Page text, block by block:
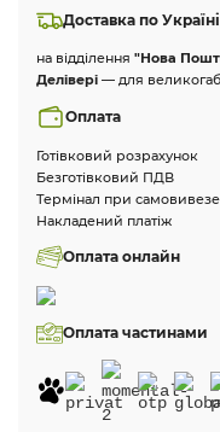
Доставка по Україні
на відділення "Нова
Делівері — для
Оплата
Готівковий розрахунок
Безготівковий ПДВ
Термінал при
Накладений платіж
Оплата онлайн
Оплата частинами